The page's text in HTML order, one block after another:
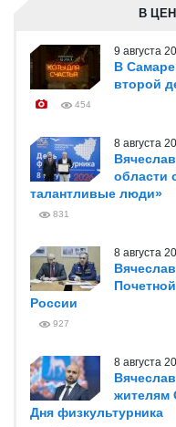
В
9 августа
В
второй
454
8 августа
области
талантливые люди»
831
8 августа
России
927
8 августа
жителям
Дня физкультурника